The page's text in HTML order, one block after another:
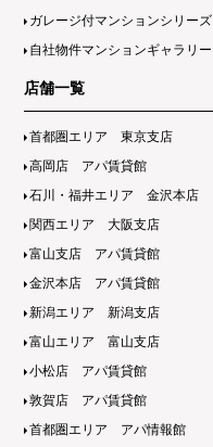
ガレージ付マンションシリーズ
自社物件マンションギャラリー
店舗一覧
首都圏エリア 東京支店
高岡店 アパ賃貸館
石川・福井エリア 金沢本店
関西エリア 大阪支店
富山支店 アパ賃貸館
金沢本店 アパ賃貸館
新潟エリア 新潟支店
富山エリア 富山支店
小松店 アパ賃貸館
敦賀店 アパ賃貸館
首都圏エリア アパ情報館